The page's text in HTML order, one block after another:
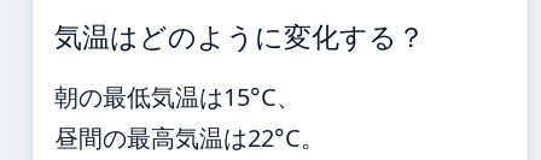
気温はどのように変化する？
朝の最低気温は15°C、
昼間の最高気温は22°C。